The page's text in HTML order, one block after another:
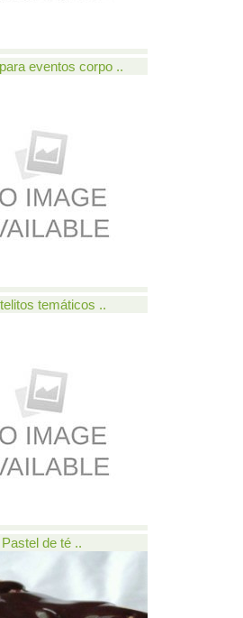
eventos corpo ..
temáticos ..
Pastel de té ..